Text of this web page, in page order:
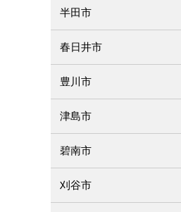
半田市
春日井市
豊川市
津島市
碧南市
刈谷市